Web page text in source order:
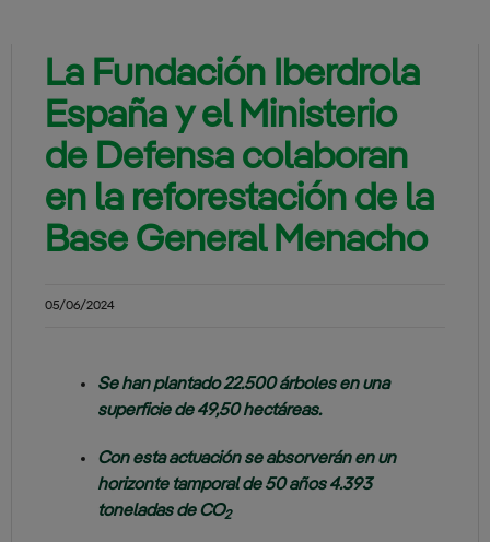
La Fundación Iberdrola
España y el Ministerio
de Defensa colaboran
en la reforestación de la
Base General Menacho
05/06/2024
Se han plantado 22.500 árboles en una
superficie de 49,50 hectáreas.
Con esta actuación se absorverán en un
horizonte tamporal de 50 años 4.393
toneladas de CO2